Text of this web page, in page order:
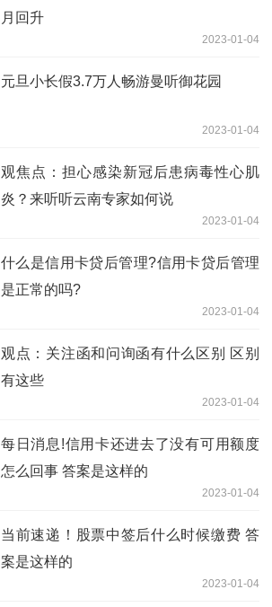
月回升
2023-01-04
元旦小长假3.7万人畅游曼听御花园
2023-01-04
观焦点：担心感染新冠后患病毒性心肌
炎？来听听云南专家如何说
2023-01-04
什么是信用卡贷后管理?信用卡贷后管理
是正常的吗?
2023-01-04
观点：关注函和问询函有什么区别 区别
有这些
2023-01-04
每日消息!信用卡还进去了没有可用额度
怎么回事 答案是这样的
2023-01-04
当前速递！股票中签后什么时候缴费 答
案是这样的
2023-01-04